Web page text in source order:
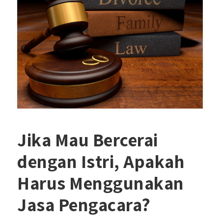
Jika Mau Bercerai
dengan Istri, Apakah
Harus Menggunakan
Jasa Pengacara?